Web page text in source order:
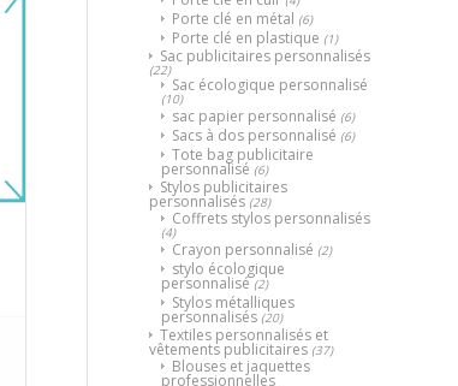
Porte clé en métal (6)
Porte clé en plastique (1)
Sac publicitaires personnalisés
(22)
Sac écologique personnalisé
(10)
sac papier personnalisé (6)
Sacs à dos personnalisé (6)
Tote bag publicitaire
personnalisé (6)
Stylos publicitaires
personnalisés (28)
Coffrets stylos personnalisés
(4)
Crayon personnalisé (2)
stylo écologique
personnalisé (2)
Stylos métalliques
personnalisés (20)
Textiles personnalisés et
vêtements publicitaires (37)
Blouses et jaquettes
professionnelles